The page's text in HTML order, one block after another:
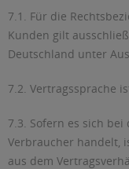
7.1. Für die
Kunden gilt
Deutschland unter
7.2. Vertragssprache
7.3. Sofern es sich
Verbraucher handelt,
aus dem